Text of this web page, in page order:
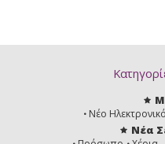
Νέο
Νέα